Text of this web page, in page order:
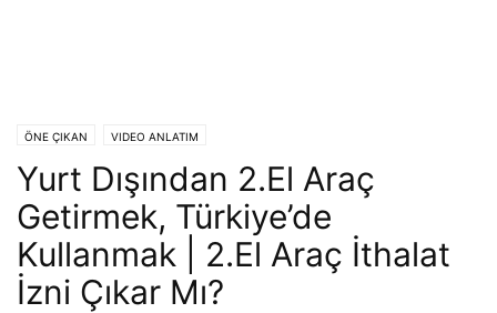
ÖNE ÇIKAN VIDEO ANLATIM
Yurt Dışından 2.El Araç
Getirmek, Türkiye’de
Kullanmak | 2.El Araç İthalat
İzni Çıkar Mı?